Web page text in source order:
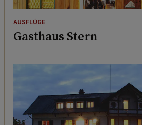
AUSFLÜGE
Gasthaus Stern